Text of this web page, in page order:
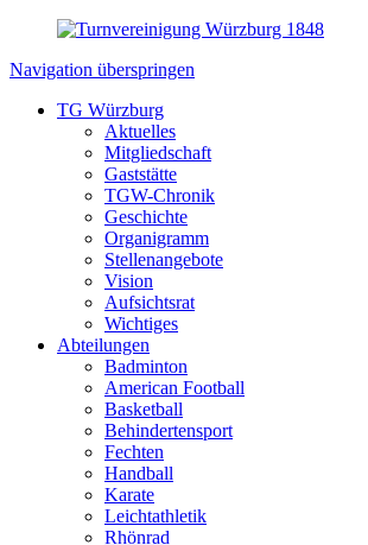
Navigation überspringen
TG Würzburg
Aktuelles
Mitgliedschaft
Gaststätte
TGW-Chronik
Geschichte
Organigramm
Stellenangebote
Vision
Aufsichtsrat
Wichtiges
Abteilungen
Badminton
American Football
Basketball
Behindertensport
Fechten
Handball
Karate
Leichtathletik
Rhönrad